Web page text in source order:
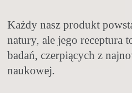
Nasze produkty tworzymy
recepturach sięgamy po
świata. Takie połączenia
niespotykane nigdzie
Każdy nasz produkt
natury, ale jego receptura
badań, czerpiących z
naukowej.
Tradycje zielarskie
nowocześnie. Łączymy
zielarską z całego świata
badaniami naukowymi.